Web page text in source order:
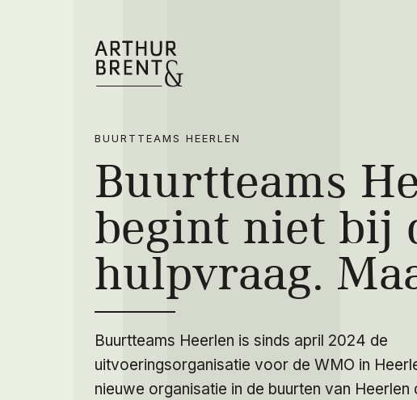
BUURTTEAMS HEERLEN
Buurtteams
begint niet bij
hulpvraag.
Buurtteams Heerlen is sinds april 2024 de
uitvoeringsorganisatie voor de WMO in
nieuwe organisatie in de buurten van Heerlen